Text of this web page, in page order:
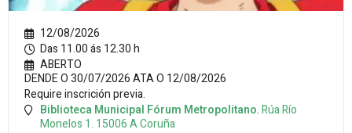
12/08/2026
Das 11.00 ás 12.30 h
ABERTO
DENDE O 30/07/2026 ATA O 12/08/2026
Require inscrición previa.
Biblioteca Municipal Fórum Metropolitano.Rúa Río
Monelos 1. 15006A Coruña